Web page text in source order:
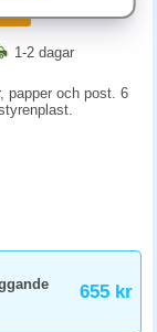
1-2 dagar
papper och post. 6
655 kr